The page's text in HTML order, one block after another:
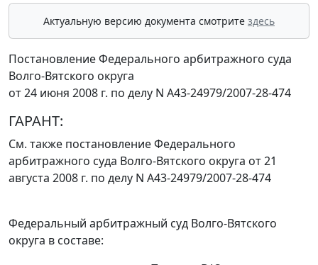
Актуальную версию документа смотрите здесь
Постановление Федерального арбитражного суда
Волго-Вятского округа
от 24 июня 2008 г. по делу N А43-24979/2007-28-474
ГАРАНТ:
См. также постановлениеФедерального
арбитражного суда Волго-Вятского округа от 21
августа 2008 г. по делу N А43-24979/2007-28-474
Федеральный арбитражный суд Волго-Вятского
округа в составе: